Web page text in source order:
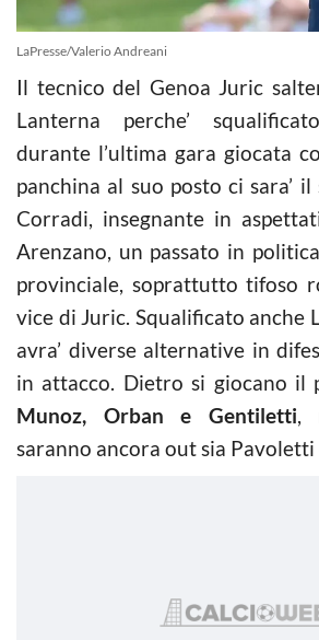
LaPresse/Valerio Andreani
Il tecnico del Genoa Juric
Lanterna perche’
durante l’ultima gara giocata
panchina al suo posto ci sara’
Corradi, insegnante in
Arenzano, un passato in
provinciale, soprattutto tifoso
vice di Juric. Squalificato anche
avra’ diverse alternative in
in attacco. Dietro si giocano il
Munoz, Orban e Gentiletti,
saranno ancora out sia Pavoletti